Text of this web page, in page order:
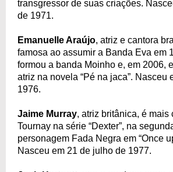
transgressor de suas criações.
de 1971.
Emanuelle Araújo, atriz e cantora
famosa ao assumir a Banda Eva em
formou a banda Moinho e, em 2006,
atriz na novela “Pé na jaca”. Nasceu
1976.
Jaime Murray, atriz britânica, é mais
Tournay na série “Dexter”, na
personagem Fada Negra em “Once
Nasceu em 21 de julho de 1977.